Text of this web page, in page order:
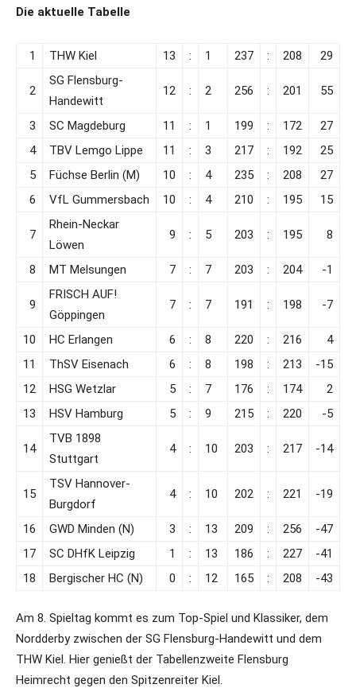
Die aktuelle Tabelle
1 THW Kiel 13 : 1 237 : 208 29
2
SG Flensburg-
Handewitt
12 : 2 256 : 201 55
3 SC Magdeburg 11 : 1 199 : 172
27
4
TBV Lemgo Lippe 11 : 3 217 : 192
25
5
Füchse Berlin (M) 10 : 4 235 : 208
27
6
VfL Gummersbach 10 : 4 210 : 195 15
7
Rhein-Neckar
Löwen
9 : 5 203 : 195 8
8 MT Melsungen 7 : 7 203 : 204 -1
9
FRISCH AUF!
Göppingen
7 : 7 191 : 198 -7
10 HC Erlangen 6 : 8 220 : 216
4
11
ThSV Eisenach 6 : 8 198 : 213
-15
12
HSG Wetzlar 5 : 7 176 : 174
2
13
HSV Hamburg 5 : 9 215 : 220 -5
14
TVB 1898
Stuttgart
4 : 10 203 : 217 -14
15
TSV Hannover-
Burgdorf
4 : 10 202 : 221 -19
16 GWD Minden (N) 3 : 13 209 : 256
-47
17
SC DHfK Leipzig 1 : 13 186 : 227
-41
18
Bergischer HC (N) 0 : 12 165 : 208 -43
Am 8. Spieltag kommt es zum Top-Spiel und Klassiker, dem
Nordderby zwischen der SG Flensburg-Handewitt und dem
THW Kiel. Hier genießt der Tabellenzweite Flensburg
Heimrecht gegen den Spitzenreiter Kiel.